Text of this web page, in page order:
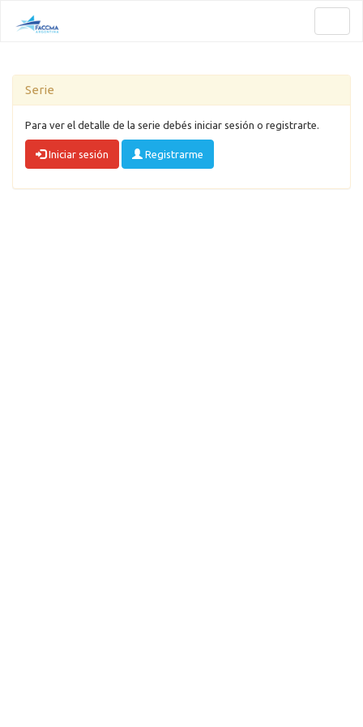
Serie
Para ver el detalle de la serie debés iniciar sesión o registrarte.
Iniciar sesión Registrarme